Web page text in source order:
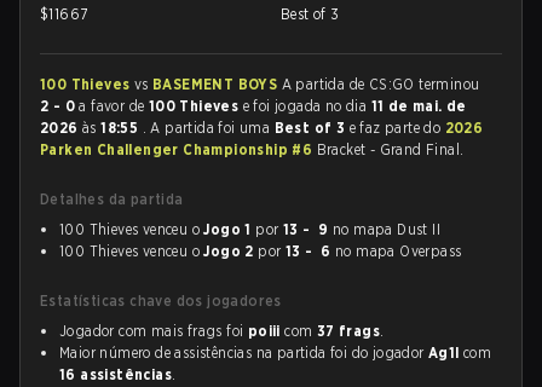
$11667
Best of 3
100 Thieves vs BASEMENT BOYS A partida de CS:GO terminou
2 - 0 a favor de 100 Thieves e foi jogada no dia 11 de mai. de
2026 às18:55 . A partida foi uma Best of 3 e faz parte do 2026
Parken Challenger Championship #6 Bracket - Grand Final.
Detalhes da partida
100 Thieves venceu oJogo 1 por 13 - 9 no mapa Dust II
100 Thieves venceu oJogo 2 por 13 - 6 no mapa Overpass
Estatísticas chave dos jogadores
Jogador com mais frags foi poiii com 37 frags.
Maior número de assistências na partida foi do jogador Ag1l com
16 assistências.